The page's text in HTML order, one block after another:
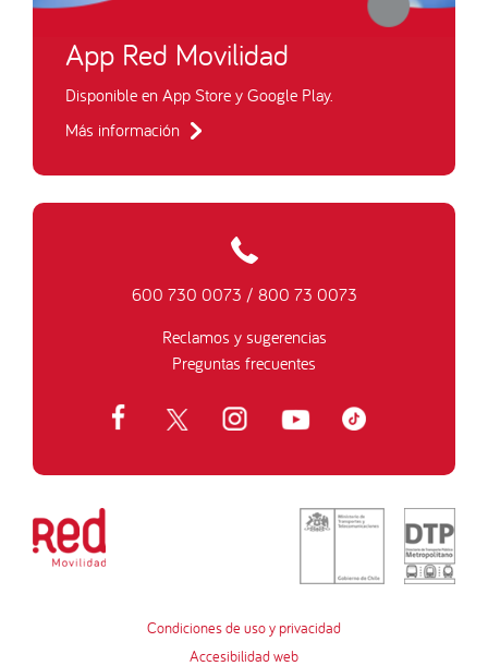
App Red Movilidad
Disponible en App Store y Google Play.
Más información
600 730 0073 / 800 73 0073
Reclamos y sugerencias
Preguntas frecuentes
Condiciones de uso y privacidad
Accesibilidad web